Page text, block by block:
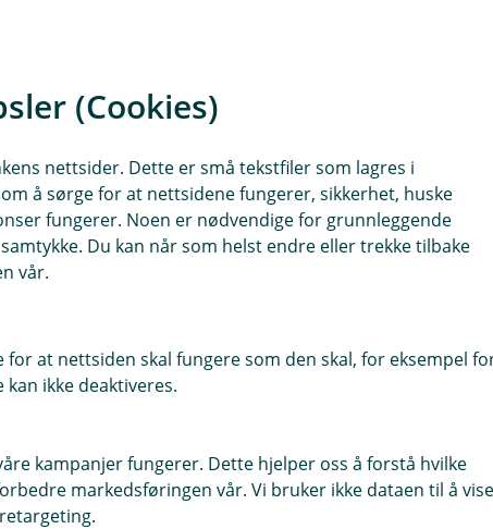
i El-
å gå
på alvor
da oppdager
og ikke
brytere,
å si hvor feilen
skader, sier
el-kontroll
(Cookies)
nettsider. Dette er små tekstfiler som lagres i
å sørge for at nettsidene fungerer, sikkerhet, huske
fungerer. Noen er nødvendige for grunnleggende
Du kan når som helst endre eller trekke tilbake
vår.
at nettsiden skal fungere som den skal, for eksempel
ikke deaktiveres.
kampanjer fungerer. Dette hjelper oss å forstå hvilke
markedsføringen vår. Vi bruker ikke dataen til å vise